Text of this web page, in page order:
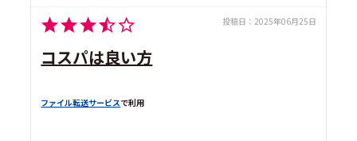
投稿日： 2025年06月25日
コスパは良い方
ファイル転送サービスで利用